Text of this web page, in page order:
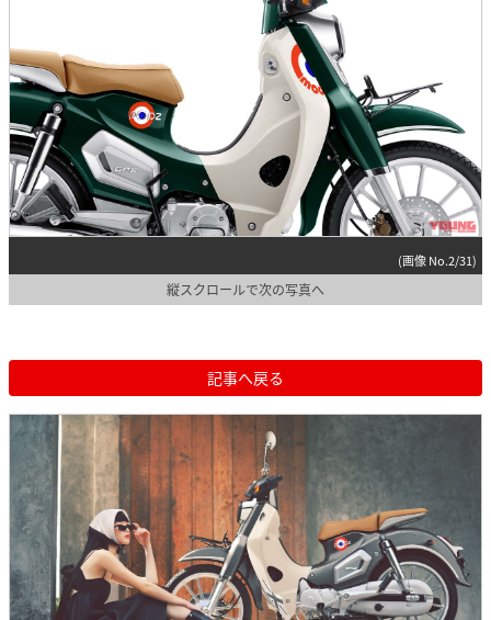
(画像 No.2/31)
縦スクロールで次の写真へ
記事へ戻る